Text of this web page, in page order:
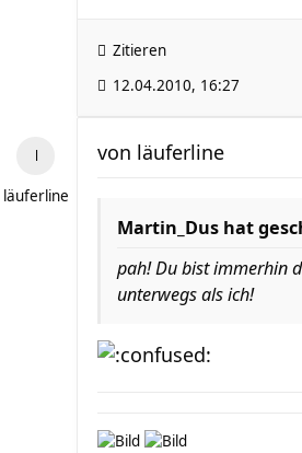
Zitieren
12.04.2010, 16:27
läuferline
von läuferline
Martin_Dus hat
pah! Du bist immerhin
unterwegs als ich!